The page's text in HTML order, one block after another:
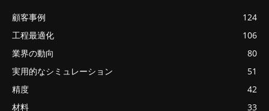
顧客事例
124
工程最適化
106
業界の動向
80
実用的なシミュレーション
51
精度
42
材料
33